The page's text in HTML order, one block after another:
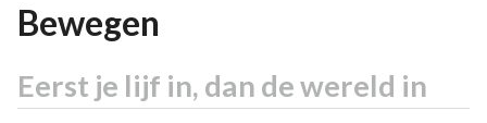
Bewegen
Eerst je lijf in, dan de wereld in